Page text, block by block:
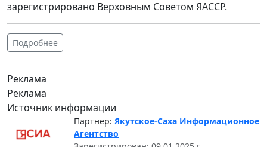
зарегистрировано Верховным Советом ЯАССР.
Подробнее
Реклама
Реклама
Источник информации
Партнёр: Якутское-Саха Информационное
Агентство